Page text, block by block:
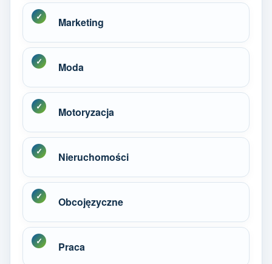
Marketing
Moda
Motoryzacja
Nieruchomości
Obcojęzyczne
Praca